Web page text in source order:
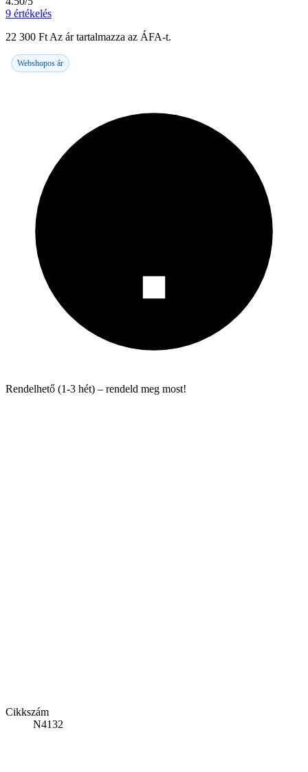
9 értékelés
22 300 Ft Az ár tartalmazza az ÁFA-t.
Webshopos ár
Rendelhető (1-3 hét) – rendeld meg most!
Cikkszám
N4132